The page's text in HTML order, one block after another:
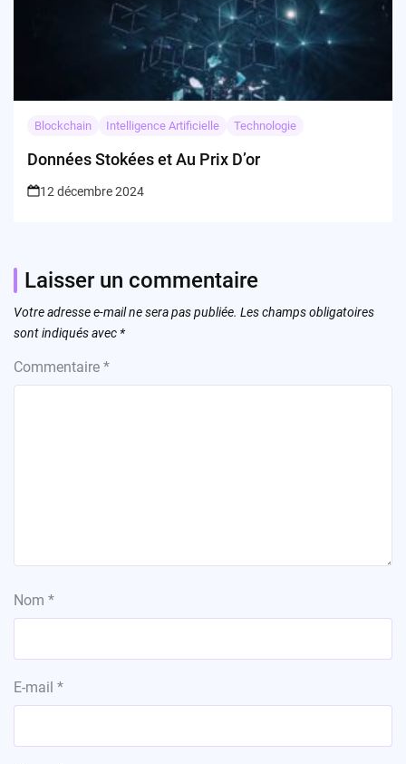
Blockchain Intelligence Artificielle Technologie
Données Stokées et Au Prix D’or
12 décembre 2024
Laisser un commentaire
Votre adresse e-mail ne sera pas publiée. Les champs obligatoires
sont indiqués avec *
Commentaire *
Nom *
E-mail *